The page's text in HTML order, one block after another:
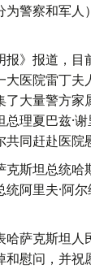
为警察和军人
报》报道，目
大医院雷丁
了大量警方家
理夏巴兹·
同赶赴医院
克斯坦总统哈
统阿里夫·阿
哈萨克斯坦人
慰问，并祝